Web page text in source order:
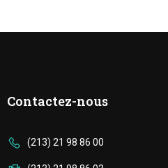
Contactez-nous
(213) 21 98 86 00